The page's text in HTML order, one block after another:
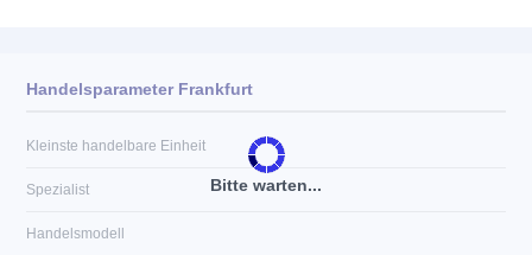
Bitte warten...
Handelsparameter Frankfurt
Kleinste handelbare Einheit
Spezialist
Handelsmodell